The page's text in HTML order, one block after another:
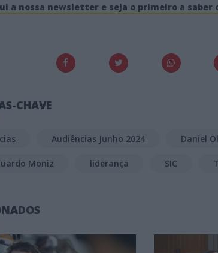
a nossa newsletter e seja o primeiro a saber
CHAVE
Audiências Junho 2024 Daniel
Moniz liderança SIC